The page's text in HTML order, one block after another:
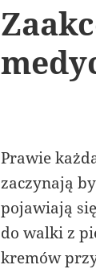
Prawie
zaczynają
pojawiają
do walki z
kremów